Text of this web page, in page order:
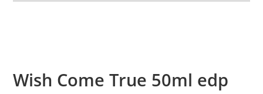
Wish Come True 50ml edp